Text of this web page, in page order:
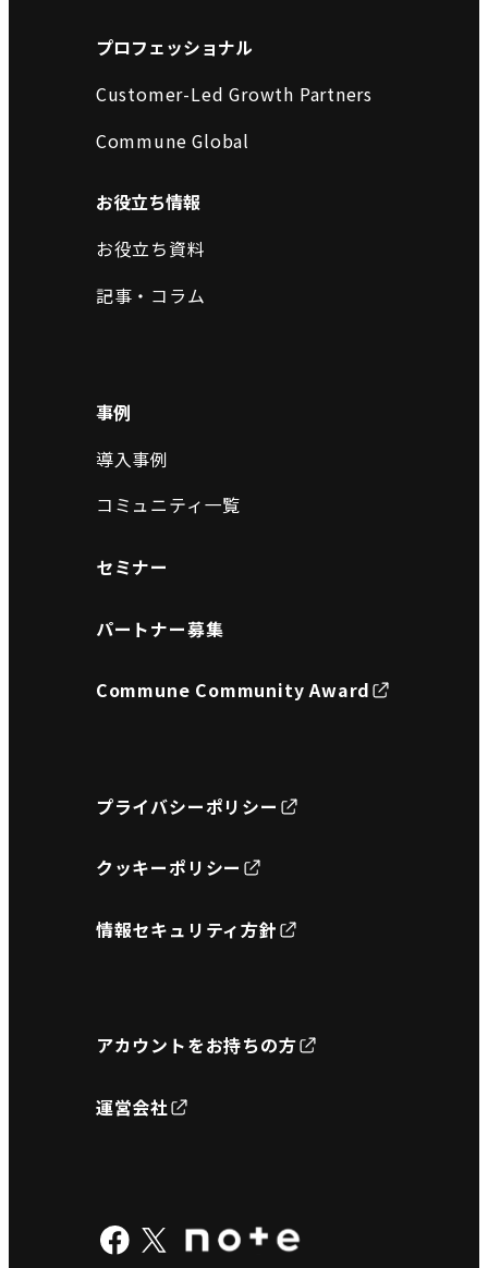
プロフェッショナル
Customer-Led Growth Partners
Commune Global
お役立ち情報
お役立ち資料
記事・コラム
事例
導入事例
コミュニティ一覧
セミナー
パートナー募集
Commune Community Award
プライバシーポリシー
クッキーポリシー
情報セキュリティ方針
アカウントをお持ちの方
運営会社